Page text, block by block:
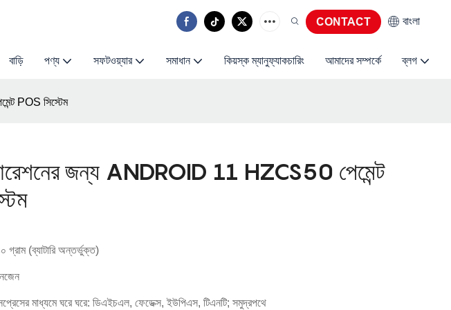
CONTACT বাংলা
বাড়ি পণ্য সফটওয়্যার সমাধান কিয়স্ক ম্যানুফ্যাকচারিং আমাদের সম্পর্কে ব্লগ
POS সিস্টেম
জন্য ANDROID 11 HZCS50 পেমেন্ট
গ্রাম (ব্যাটারি অন্তর্ভুক্ত)
মাধ্যমে ঘরে ঘরে: ডিএইচএল, ফেডেক্স, ইউপিএস, টিএনটি; সমুদ্রপথে